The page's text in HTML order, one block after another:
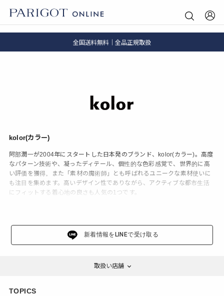
SALE ITEM 2BUY 10%OFF
全国送料無料｜全品正規取扱
kolor(カラー)
阿部潤一が2004年にスタートした日本発のブランド、kolor(カラー)。高度
なパターン技術や、凝ったディテール、個性的な色彩感覚で、世界的に高
い評価を獲得。また「素材の魔術師」とも呼ばれるユニークな素材使いに
も注目を集めます。高いデザイン性でありながら、アクティブな都市生活
にフィットする着心地の良さも人気の1つです。
新着情報をLINEで受け取る
取扱い店舗
TOPICS